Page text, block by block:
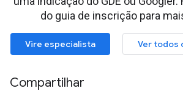
do guia de inscrição para
Vire especialista Ver todos
Compartilhar